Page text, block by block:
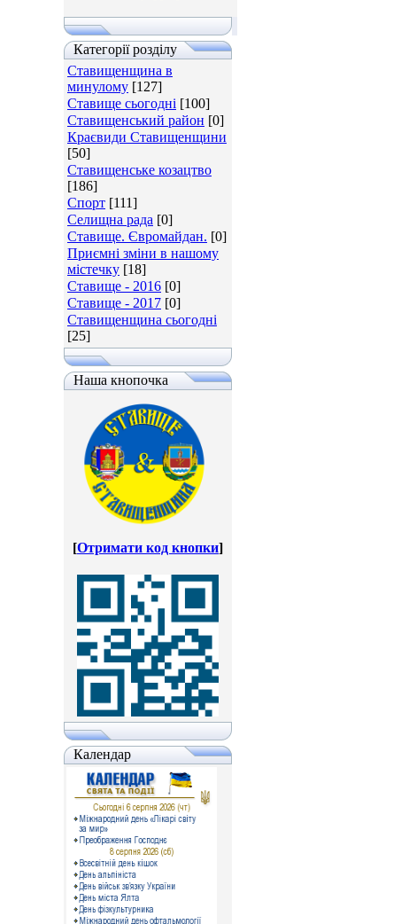
Категорії розділу
Ставищенщина в
минулому [127]
Ставище сьогодні [100]
Ставищенський район [0]
Краєвиди Ставищенщини
[50]
Ставищенське козацтво
[186]
Спорт [111]
Селищна рада [0]
Ставище. Євромайдан. [0]
Приємні зміни в нашому
містечку [18]
Ставище - 2016 [0]
Ставище - 2017 [0]
Ставищенщина сьогодні
[25]
Наша кнопочка
[Отримати код кнопки]
Календар